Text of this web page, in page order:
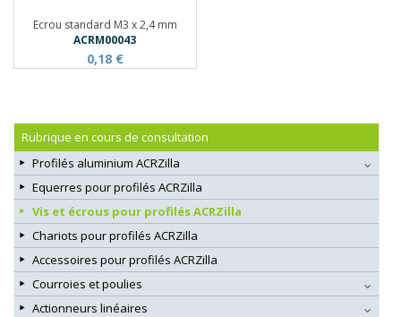
Ecrou standard M3 x 2,4 mm
ACRM00043
0,18 €
Rubrique en cours de consultation
Profilés aluminium ACRZilla
Equerres pour profilés ACRZilla
Vis et écrous pour profilés ACRZilla
Chariots pour profilés ACRZilla
Accessoires pour profilés ACRZilla
Courroies et poulies
Actionneurs linéaires